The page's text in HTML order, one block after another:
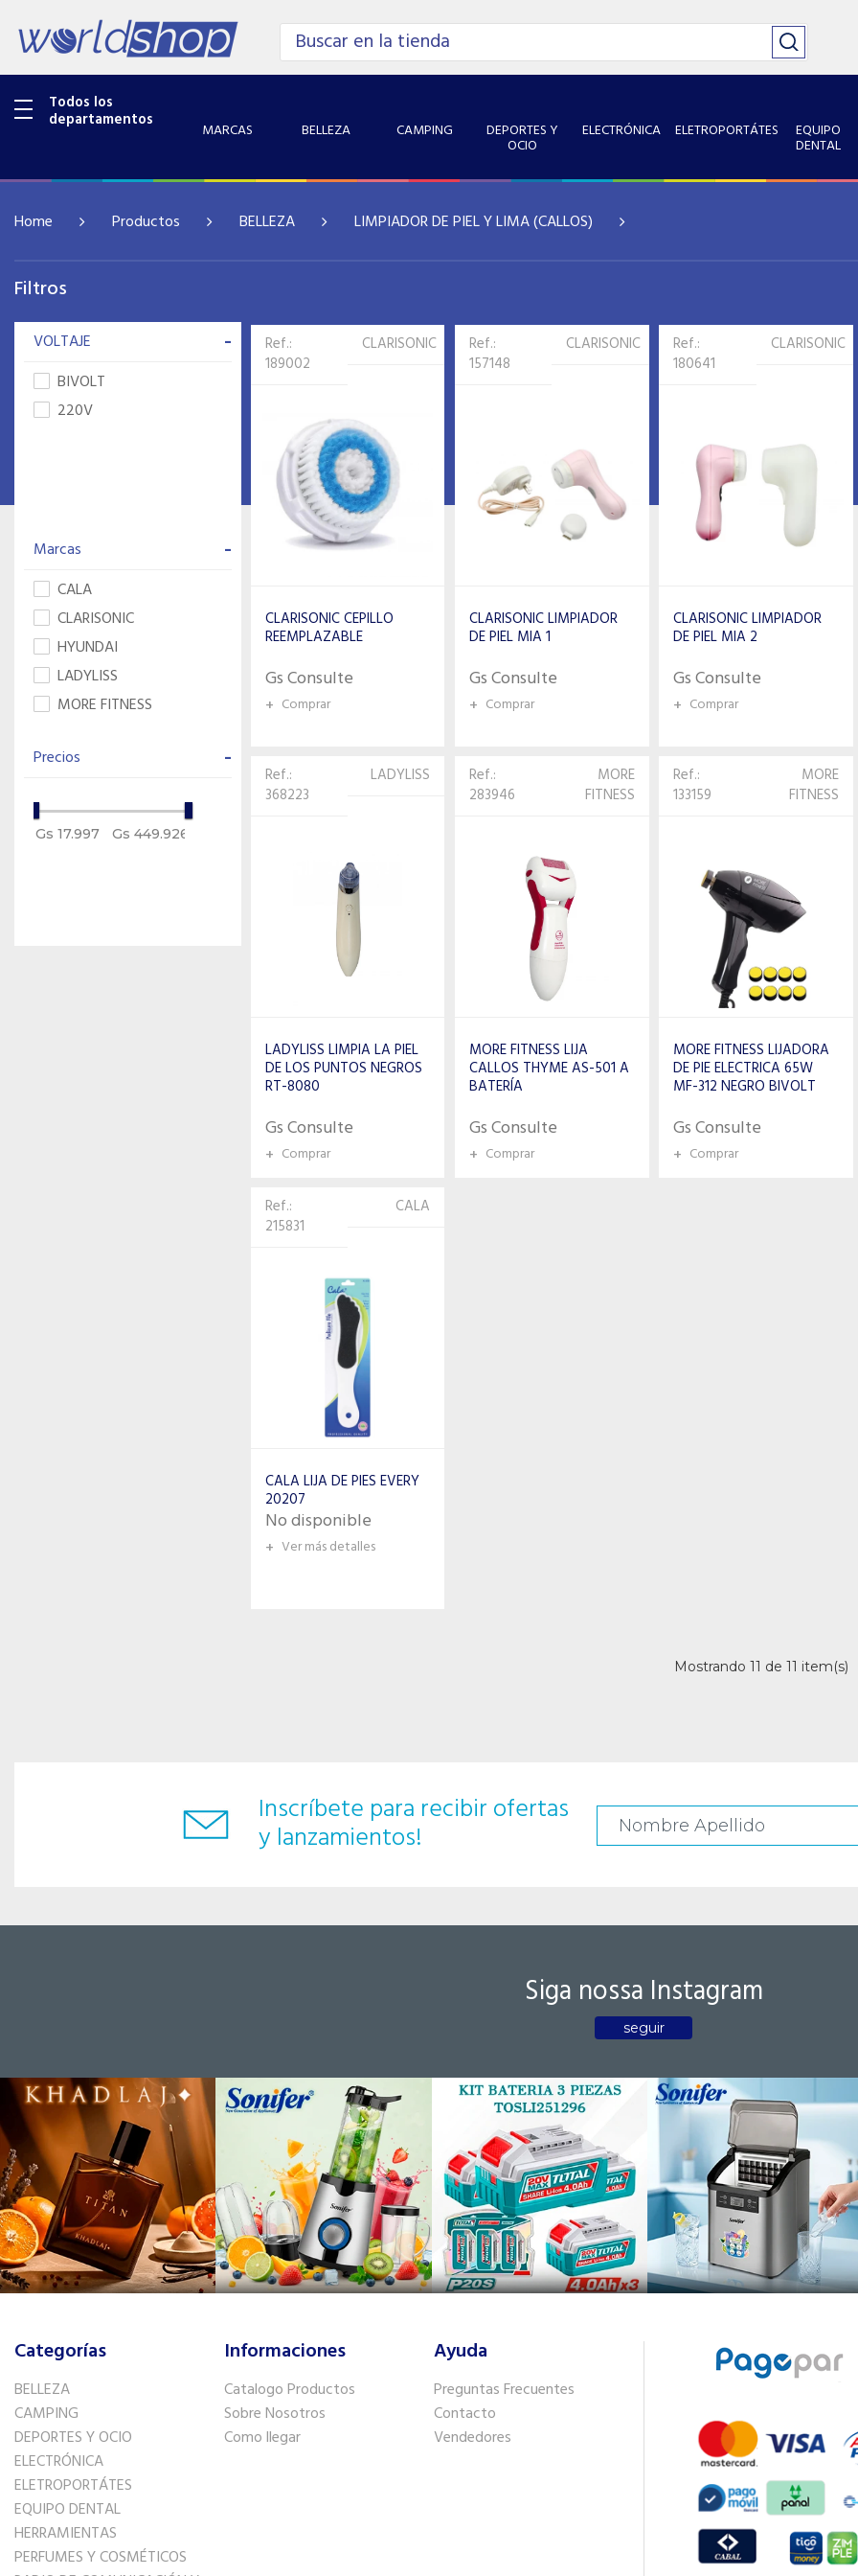
Todos los
departamentos MARCAS BELLEZA CAMPING DEPORTES Y
OCIO
ELECTRÓNICA ELETROPORTÁTES EQUIPO
DENTAL
Home Productos BELLEZA LIMPIADOR DE PIEL Y LIMA (CALLOS)
Filtros
VOLTAJE -
BIVOLT
220V
Marcas -
CALA
CLARISONIC
HYUNDAI
LADYLISS
MORE FITNESS
Precios -
Ref.:
189002
CLARISONIC
CLARISONIC CEPILLO
REEMPLAZABLE
Gs Consulte
+ Comprar
Ref.:
157148
CLARISONIC
CLARISONIC LIMPIADOR
DE PIEL MIA 1
Gs Consulte
+ Comprar
Ref.:
180641
CLARISONIC
CLARISONIC LIMPIADOR
DE PIEL MIA 2
Gs Consulte
+ Comprar
Ref.:
368223
LADYLISS
LADYLISS LIMPIA LA PIEL
DE LOS PUNTOS NEGROS
RT-8080
Gs Consulte
+ Comprar
Ref.:
283946
MORE
FITNESS
MORE FITNESS LIJA
CALLOS THYME AS-501 A
BATERÍA
Gs Consulte
+ Comprar
Ref.:
133159
MORE
FITNESS
MORE FITNESS LIJADORA
DE PIE ELECTRICA 65W
MF-312 NEGRO BIVOLT
Gs Consulte
+ Comprar
Ref.:
215831
CALA
CALA LIJA DE PIES EVERY
20207
No disponible
+ Ver más detalles
Mostrando 11 de 11 item(s)
Inscríbete para recibir ofertas
y lanzamientos!
Siga nossa Instagram
seguir
Categorías
BELLEZA
CAMPING
DEPORTES Y OCIO
ELECTRÓNICA
ELETROPORTÁTES
EQUIPO DENTAL
HERRAMIENTAS
PERFUMES Y COSMÉTICOS
Informaciones
Catalogo Productos
Sobre Nosotros
Como llegar
Ayuda
Preguntas Frecuentes
Contacto
Vendedores